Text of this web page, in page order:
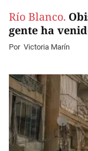
Río Blanco.
gente ha
Por Victoria Marín